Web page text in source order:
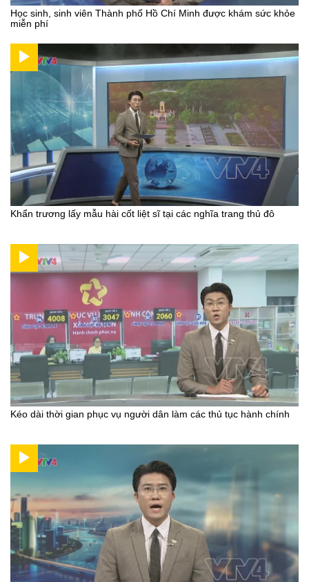
Học sinh, sinh viên Thành phố Hồ Chí Minh được khám sức khỏe
miễn phí
Khẩn trương lấy mẫu hài cốt liệt sĩ tại các nghĩa trang thủ đô
Kéo dài thời gian phục vụ người dân làm các thủ tục hành chính